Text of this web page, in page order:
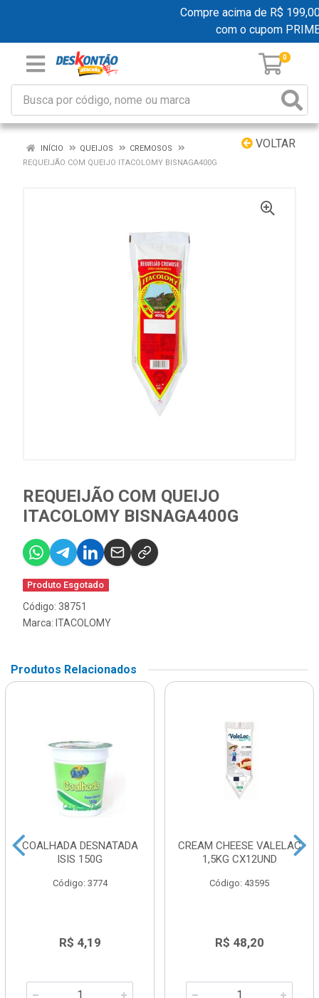
Compre acima de R$
com o cupom
0
VOLTAR
INÍCIO QUEIJOS
CREMOSOS
REQUEIJÃO COM QUEIJO ITACOLOMY BISNAGA400G
REQUEIJÃO COM QUEIJO
ITACOLOMY BISNAGA400G
Produto Esgotado
Código: 38751
Marca: ITACOLOMY
Produtos Relacionados
COALHADA DESNATADA
ISIS 150G
Código: 3774
R$ 4,19
CREAM CHEESE VALELAC
1,5KG CX12UND
Código: 43595
R$ 48,20